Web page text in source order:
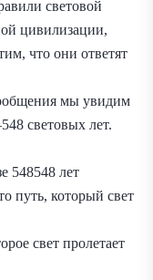
световой
цивилизации,
что они ответят
мы увидим
световых лет.
548548 лет
путь, который свет
свет пролетает